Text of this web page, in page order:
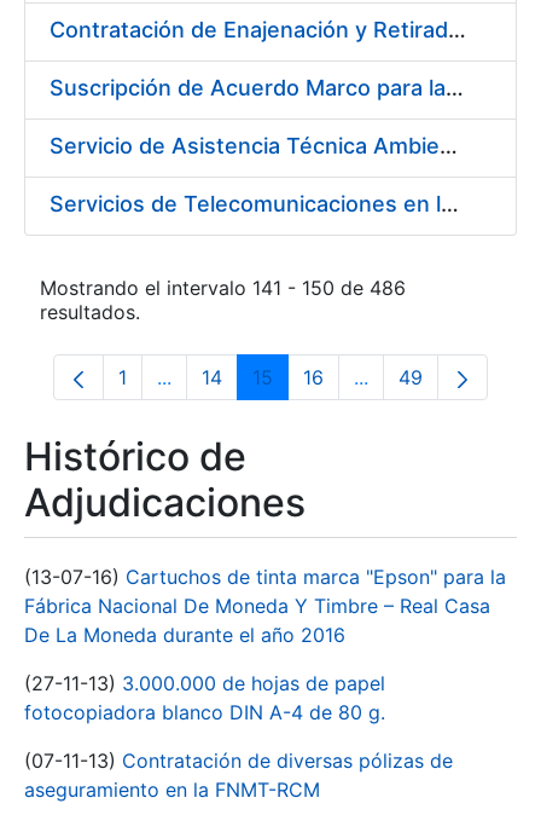
Contratación de Enajenación y Retirada de Recortes Sobrantes y Desperdicios de Papel Impreso y No Impreso durante el año 2019
Suscripción de Acuerdo Marco para la Contratación de Fabricación de Piezas
Servicio de Asistencia Técnica Ambiental en la FNMT-RCM Burgos
Servicios de Telecomunicaciones en la Fábrica Nacional de Moneda y Timbre - Real Casa de la Moneda
Mostrando el intervalo 141 - 150 de 486
resultados.
Página
1 ...Páginas intermedias Use TAB para
Página
14 Página
15 Página
16 ...PáginasPágina
49
Histórico de
Adjudicaciones
(13-07-16) Cartuchos de tinta marca "Epson" para la
Fábrica Nacional De Moneda Y Timbre – Real Casa
De La Moneda durante el año 2016
(27-11-13) 3.000.000 de hojas de papel
fotocopiadora blanco DIN A-4 de 80 g.
(07-11-13) Contratación de diversas pólizas de
aseguramiento en la FNMT-RCM